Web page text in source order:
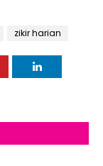
zikir harian